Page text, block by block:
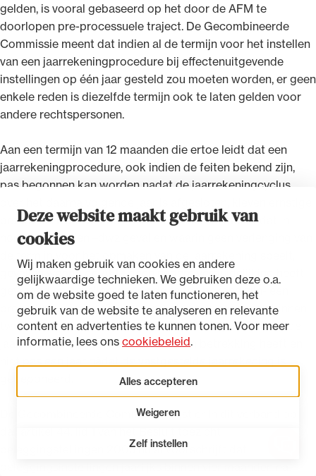
Deze website maakt gebruik van
cookies
Wij maken gebruik van cookies en andere
gelijkwaardige technieken. We gebruiken deze o.a.
om de website goed te laten functioneren, het
gebruik van de website te analyseren en relevante
content en advertenties te kunnen tonen. Voor meer
informatie, lees ons cookiebeleid.
Alles accepteren
Weigeren
Zelf instellen
gelden, is vooral gebaseerd op het door de AFM te
doorlopen pre-processuele traject. De Gecombineerde
Commissie meent dat indien al de termijn voor het instellen
van een jaarrekeningprocedure bij effectenuitgevende
instellingen op één jaar gesteld zou moeten worden, er geen
enkele reden is diezelfde termijn ook te laten gelden voor
andere rechtspersonen.
Aan een termijn van 12 maanden die ertoe leidt dat een
jaarrekeningprocedure, ook indien de feiten bekend zijn,
pas begonnen kan worden nadat de jaarrekeningcyclus
bezwaren. De Gecombineerde Commissie meent dat in
normale gevallen –dwz gevallen waarin geen verlenging van
gevallen waarin de AFM geen nadere verduidelijking heeft
gevraagd en gevallen waarin de feiten bekend zijn- een
procedure in ieder geval zou moeten zijn begonnen binnen
twaalf maanden nà het einde van het boekjaar waarop de
jaarrekening die wordt aangevochten betrekking heeft en
De Gecombineerde Commissie wijst er In dit verband op
beleggingstellingen 2005 nu al voorschrijft dat